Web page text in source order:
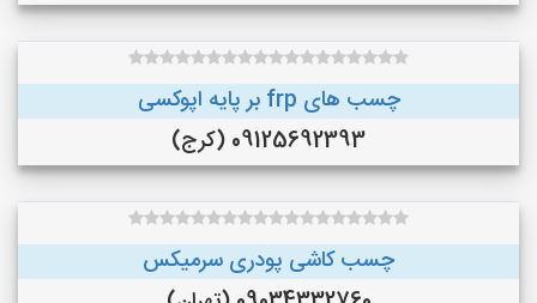
چسب های frp بر پایه اپوکسی
09125692393 (کرج)
چسب کاشی پودری سرمیکس